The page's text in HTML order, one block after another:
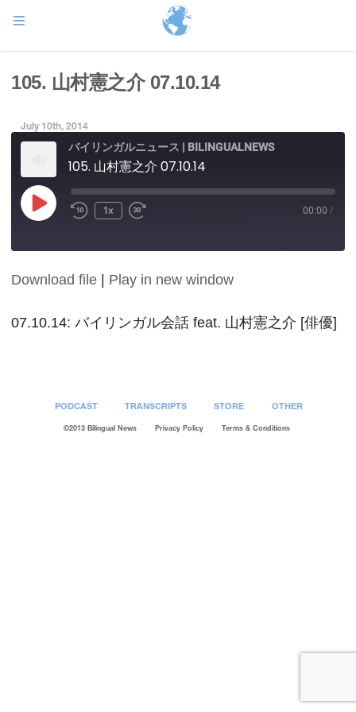
105. 山村憲之介 07.10.14
July 10th, 2014
バイリンガルニュース | BILINGUALNEWS
105. 山村憲之介 07.10.14
Play
Episode
1x 00:00 /
SHARE
LINK
Download file Play in new window
07.10.14: バイリンガル会話 feat. 山村憲之介 [俳優]
PODCAST TRANSCRIPTS STORE OTHER
©2013 Bilingual News Privacy Policy Terms & Conditions